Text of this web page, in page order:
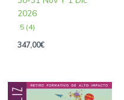
2026
5 (4)
347,00€